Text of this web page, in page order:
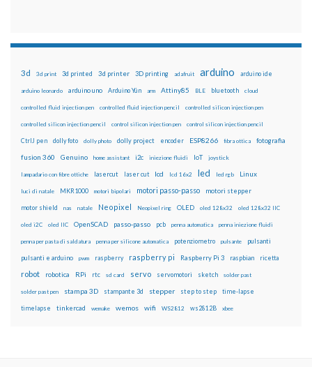
3d 3d print 3d printed 3d printer 3D printing adafruit arduino arduino ide
arduino leonardo arduino uno Arduino Yún arm Attiny85 BLE bluetooth cloud
controlled fluid injection pen controlled fluid injection pencil controlled silicon injection pen
controlled silicon injection pencil control silicon injection pen control silicon injection pencil
CtrlJ pen dolly foto dolly photo dolly project encoder ESP8266 fibra ottica fotografia
fusion 360 Genuino home assistant i2c iniezione fluidi IoT joystick
lampadario con fibre ottiche lasercut laser cut lcd lcd 16x2 led led rgb Linux
luci di natale MKR1000 motori bipolari motori passo-passo motori stepper
motor shield nas natale Neopixel Neopixel ring OLED oled 128x32 oled 128x32 IIC
oled i2C oled IIC OpenSCAD passo-passo pcb penna automatica penna iniezione fluidi
penna per pasta di saldatura penna per silicone automatica potenziometro pulsante pulsanti
pulsanti e arduino pwm raspberry raspberry pi Raspberry Pi 3 raspbian ricetta
robot robotica RPi rtc sd card servo servomotori sketch solder past
solder past pen stampa 3D stampante 3d stepper step to step time-lapse
timelapse tinkercad wemake wemos wifi WS2812 ws2812B xbee